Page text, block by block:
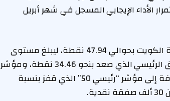
الأداء الإيجابي المسجل في شهر أبريل
ففي بداية تعاملات الأسبوع، ارتفع المؤشر العام لبورصة الكويت بحوالي 47.94 نقطة، ليبلغ مستوى
8908.30 نقطة. وشملت الارتفاعات كلاً من مؤشر السوق الرئيسي الذي صعد بنحو 34.46 نقطة، ومؤشر
السوق الأول الذي سجل زيادة قدرها 53.30 نقطة، بالإضافة إلى مؤشر “رئيسي 50” الذي قفز بنسبة